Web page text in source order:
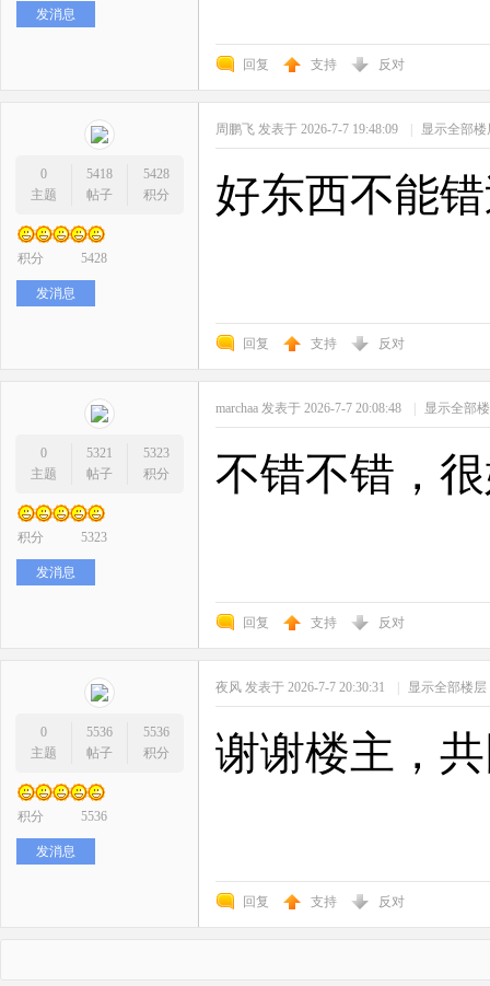
发消息
回复 支持 反对
0
主题
5418
帖子
5428
积分
积分 5428
发消息
周鹏飞 发表于 2026-7-7 19:48:09 | 显示全部楼
好东西不能
回复 支持 反对
0
主题
5321
帖子
5323
积分
积分 5323
发消息
marchaa 发表于 2026-7-7 20:08:48 | 显示全部
不错不错，
回复 支持 反对
0
主题
5536
帖子
5536
积分
积分 5536
发消息
夜风 发表于 2026-7-7 20:30:31 | 显示全部楼层
谢谢楼主，
回复 支持 反对